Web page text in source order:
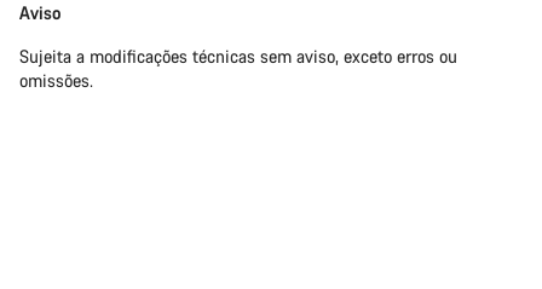
Aviso
Sujeita a modificações técnicas sem aviso, exceto erros ou
omissões.